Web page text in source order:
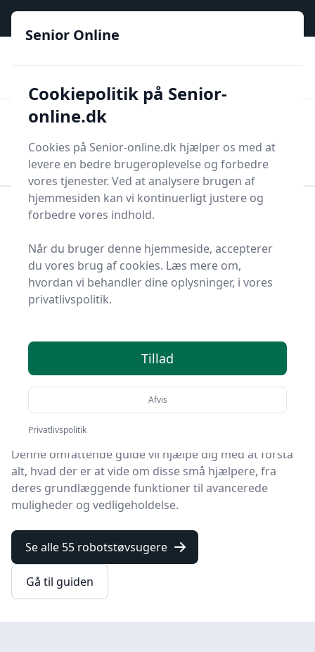
Søg
Forside
Øvrige produkter
Robotstøvsugere - 55 på
lager
husholdningsapparater såsom robotstøvsugere
hurtigt vundet popularitet.
kan man nemt og effektivt
Denne omfattende guide vil hjælpe dig med at forstå
alt, hvad der er at vide om disse små hjælpere, fra
deres grundlæggende funktioner til avancerede
muligheder og vedligeholdelse.
Se alle 55 robotstøvsugere
Gå til guiden
Senior Online
Cookiepolitik på Senior-
online.dk
Cookies på Senior-online.dk hjælper os med at
levere en bedre brugeroplevelse og forbedre
vores tjenester. Ved at analysere brugen af
hjemmesiden kan vi kontinuerligt justere og
forbedre vores indhold.
Når du bruger denne hjemmeside, accepterer
du vores brug af cookies. Læs mere om,
hvordan vi behandler dine oplysninger, i vores
privatlivspolitik.
Tillad
Afvis
Privatlivspolitik